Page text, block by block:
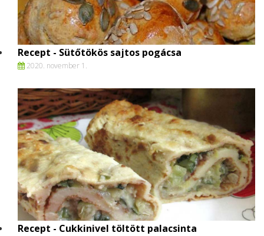
Recept - Sütőtökös sajtos pogácsa
2020. november 1.
Recept - Cukkinivel töltött palacsinta